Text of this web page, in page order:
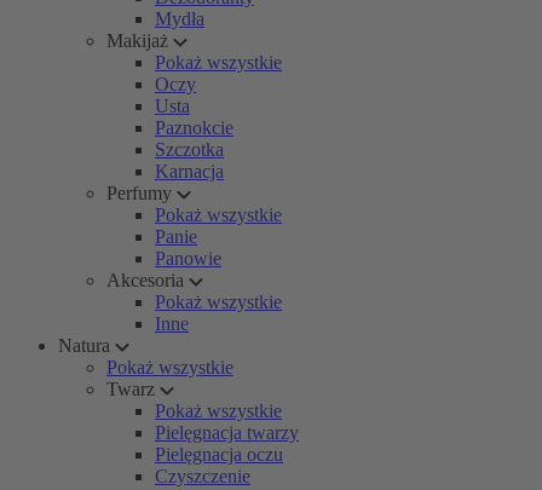
Mydła
Makijaż
Pokaż wszystkie
Oczy
Usta
Paznokcie
Szczotka
Karnacja
Perfumy
Pokaż wszystkie
Panie
Panowie
Akcesoria
Pokaż wszystkie
Inne
Natura
Pokaż wszystkie
Twarz
Pokaż wszystkie
Pielęgnacja twarzy
Pielęgnacja oczu
Czyszczenie